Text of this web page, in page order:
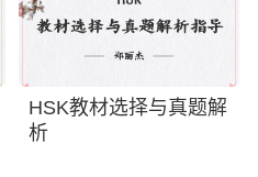
HSK教材选择与真题解
析